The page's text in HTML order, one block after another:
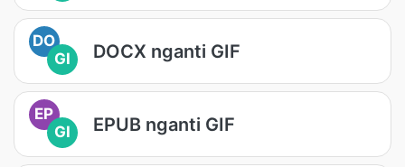
DO
GI
DOCX nganti GIF
EP
GI
EPUB nganti GIF